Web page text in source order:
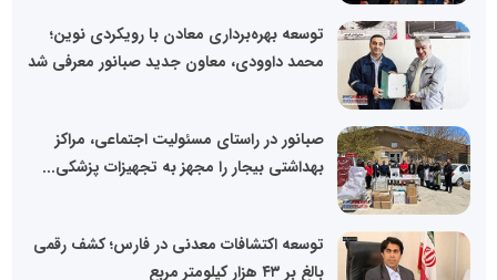
توسعه بهره‌برداری معادن با رویکردی نوین؛
محمد داوودی، معاون جدید صبانور معرفی شد
صبانور در راستای مسئولیت اجتماعی، مراکز
بهداشتی بیجار را مجهز به تجهیزات پزشکی...
توسعه اکتشافات معدنی در فارس؛ کشف رقمی
بالغ بر ۴۳ هزار کیلومتر مربع